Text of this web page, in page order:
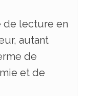
de lecture en
autant
de
et de